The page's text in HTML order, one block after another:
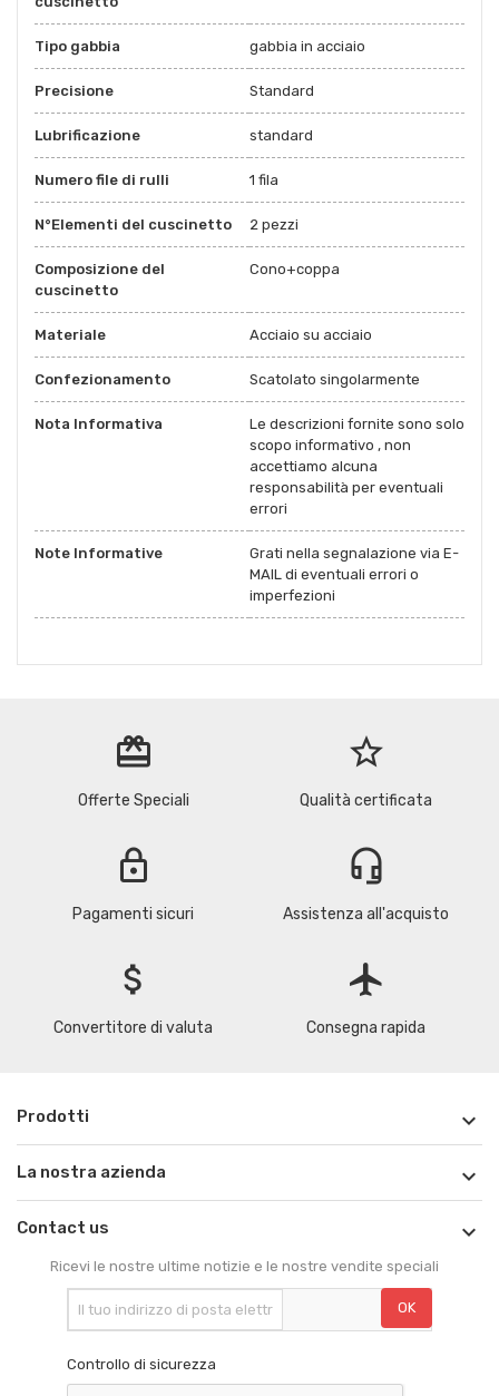
Tipo gabbia gabbia in acciaio
Precisione Standard
Lubrificazione standard
Numero file di rulli 1 fila
N°Elementi del cuscinetto 2 pezzi
Composizione del
cuscinetto
Cono+coppa
Materiale Acciaio su acciaio
Confezionamento Scatolato singolarmente
Nota Informativa
Le descrizioni fornite sono solo
scopo informativo , non
accettiamo alcuna
responsabilità per eventuali
errori
Note Informative
Grati nella segnalazione via E-
MAIL di eventuali errori o
imperfezioni
redeem
Offerte Speciali
star_border
Qualità certificata
lock
Pagamenti sicuri
headset_mic
Assistenza all'acquisto
attach_money
Convertitore di valuta
flight
Consegna rapida
Prodotti 
La nostra azienda 
Contact us 
Ricevi le nostre ultime notizie e le nostre vendite speciali
Controllo di sicurezza